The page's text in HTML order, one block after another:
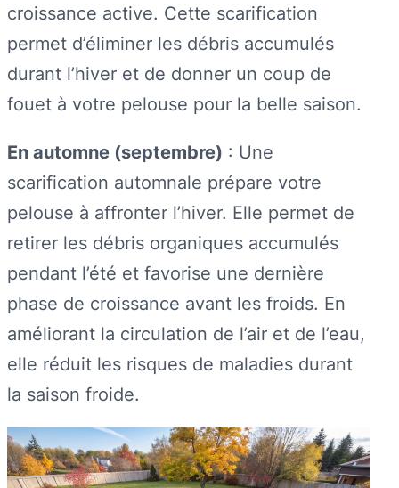
croissance active. Cette scarification
permet d’éliminer les débris accumulés
durant l’hiver et de donner un coup de
fouet à votre pelouse pour la belle saison.
En automne (septembre) : Une
scarification automnale prépare votre
pelouse à affronter l’hiver. Elle permet de
retirer les débris organiques accumulés
pendant l’été et favorise une dernière
phase de croissance avant les froids. En
améliorant la circulation de l’air et de l’eau,
elle réduit les risques de maladies durant
la saison froide.